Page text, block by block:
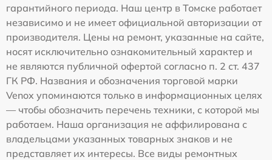
гарантийного периода. Наш центр в Томске работает
независимо и не имеет официальной авторизации от
производителя. Цены на ремонт, указанные на сайте,
носят исключительно ознакомительный характер и
не являются публичной офертой согласно п. 2 ст. 437
ГК РФ. Названия и обозначения торговой марки
Venox упоминаются только в информационных целях
— чтобы обозначить перечень техники, с которой мы
работаем. Наша организация не аффилирована с
владельцами указанных товарных знаков и не
представляет их интересы. Все виды ремонтных